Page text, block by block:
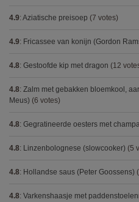
4.9: Aziatische preisoep (7 votes)
4.9: Fricassee van konijn (Gordon
4.8: Gestoofde kip met dragon (12
4.8: Zalm met gebakken bloemkool,
Meus) (6 votes)
4.8: Gegratineerde oesters met
4.8: Linzenbolognese (slowcooker) (5
4.8: Hollandse saus (Peter Goossens)
4.8: Varkenshaasje met